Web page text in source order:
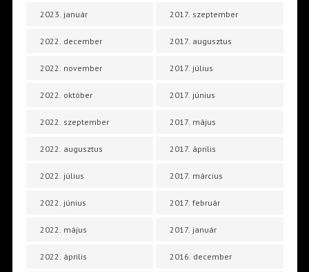
2023. január
2022. december
2022. november
2022. október
2022. szeptember
2022. augusztus
2022. július
2022. június
2022. május
2022. április
2017. szeptember
2017. augusztus
2017. július
2017. június
2017. május
2017. április
2017. március
2017. február
2017. január
2016. december